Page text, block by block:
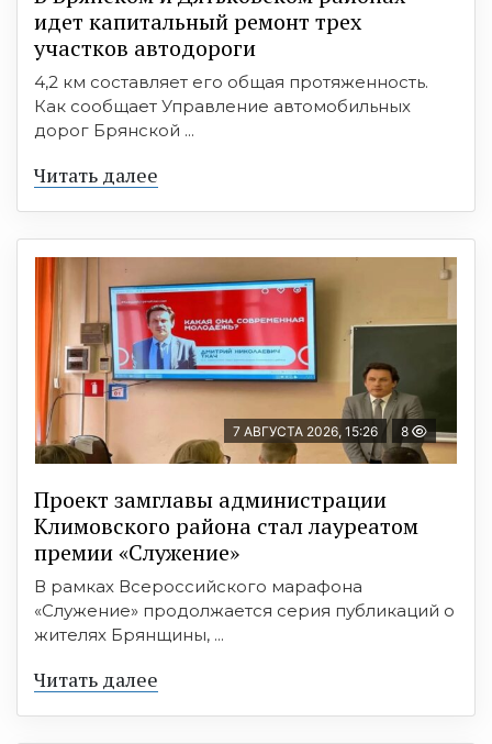
идет капитальный ремонт трех
участков автодороги
4,2 км составляет его общая протяженность.
Как сообщает Управление автомобильных
дорог Брянской ...
Читать далее
7 АВГУСТА 2026, 15:26 8
Проект замглавы администрации
Климовского района стал лауреатом
премии «Служение»
В рамках Всероссийского марафона
«Служение» продолжается серия публикаций о
жителях Брянщины, ...
Читать далее